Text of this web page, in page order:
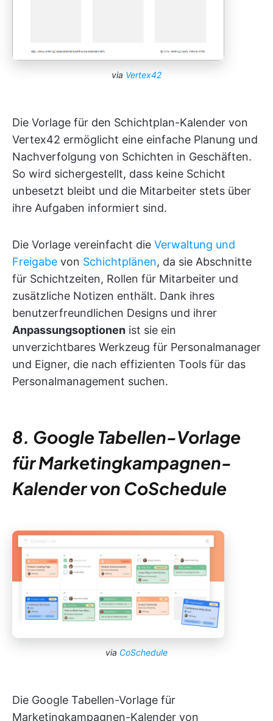
via Vertex42
Die Vorlage für den Schichtplan-Kalender von
Vertex42 ermöglicht eine einfache Planung und
Nachverfolgung von Schichten in Geschäften.
So wird sichergestellt, dass keine Schicht
unbesetzt bleibt und die Mitarbeiter stets über
ihre Aufgaben informiert sind.
Die Vorlage vereinfacht die Verwaltung und
Freigabe von Schichtplänen, da sie Abschnitte
für Schichtzeiten, Rollen für Mitarbeiter und
zusätzliche Notizen enthält. Dank ihres
benutzerfreundlichen Designs und ihrer
Anpassungsoptionen ist sie ein
unverzichtbares Werkzeug für Personalmanager
und Eigner, die nach effizienten Tools für das
Personalmanagement suchen.
8. Google Tabellen-Vorlage
für Marketingkampagnen-
Kalender von CoSchedule
via CoSchedule
Die Google Tabellen-Vorlage für
Marketingkampagnen-Kalender von